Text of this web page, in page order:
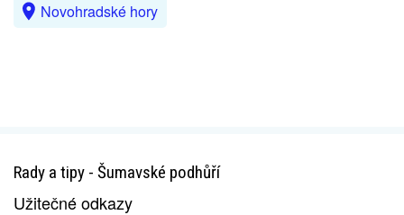
Novohradské hory
Rady a tipy - Šumavské podhůří
Užitečné odkazy